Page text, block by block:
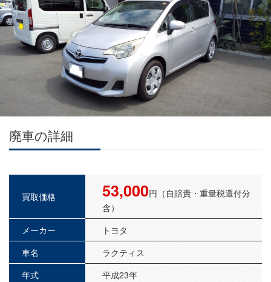
廃車の詳細
買取価格 53,000円（自賠責・重量税還付分
含）
メーカー
トヨタ
車名
ラクティス
年式
平成23年